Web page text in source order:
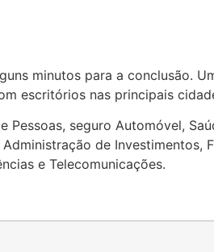
minutos para a conclusão.
escritórios nas principais
seguro Automóvel,
de Investimentos,
e Telecomunicações.